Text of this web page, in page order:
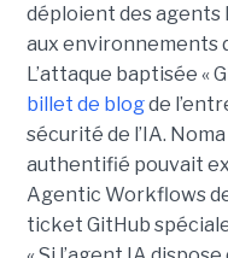
déploient des agents
aux environnements
L’attaque baptisée «
billet de blogde
sécurité de l’IA.
authentifié pouvait
Agentic Workflows
ticket GitHub